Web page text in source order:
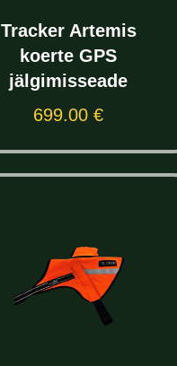
Tracker Artemis
koerte GPS
jälgimisseade
699.00€